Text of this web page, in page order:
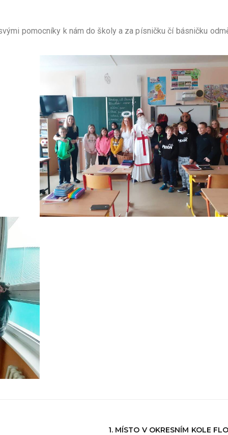
pomocníky k nám do školy a za písničku čí básničku
1. MÍSTO V OKRESNÍM KOLE